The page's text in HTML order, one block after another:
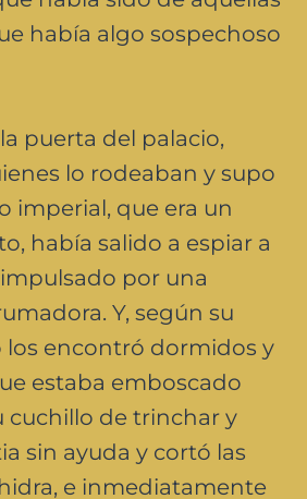
había algo sospechoso
puerta del palacio,
lo rodeaban y supo
imperial, que era un
había salido a espiar a
por una
Y, según su
los encontró dormidos y
estaba emboscado
cuchillo de trinchar y
sin ayuda y cortó las
e inmediatamente